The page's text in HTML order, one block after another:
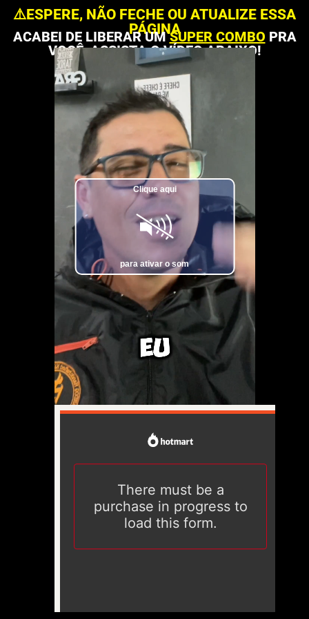
⚠️ESPERE, NÃO FECHE OU ATUALIZE ESSA
PÁGINA
ACABEI DE LIBERAR UMSUPER COMBO PRA
VOCÊ, ASSISTA O VÍDEO ABAIXO!